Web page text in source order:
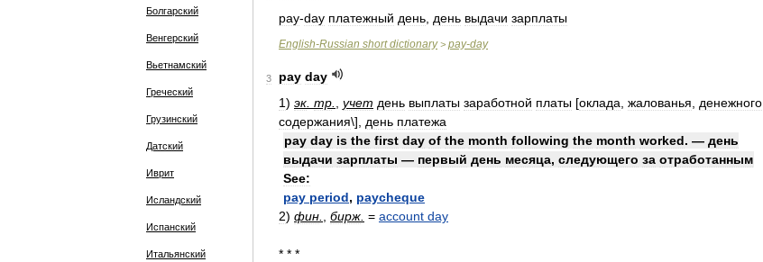
Болгарский
Венгерский
Вьетнамский
Греческий
Грузинский
Датский
Иврит
Исландский
Испанский
Итальянский
pay-day платежный день день выдачи зарплаты
English-Russian short dictionary> pay-day
3 pay day
1) эк тр учет день выплаты заработной платы [оклада жалованья
денежного
содержания\], день платежа
pay day is the first day of the month following the month worked. — день
выдачи зарплаты — первый день месяца, следующего за отработанным
See:
pay period, paycheque
2) фин бирж = account day
* * *